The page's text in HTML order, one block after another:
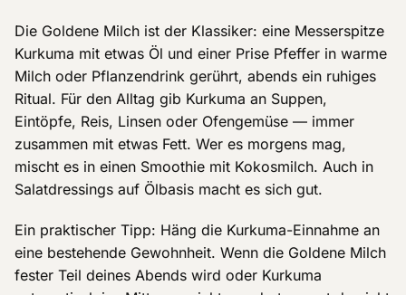
Die Goldene Milch ist der Klassiker: eine Messerspitze
Kurkuma mit etwas Öl und einer Prise Pfeffer in warme
Milch oder Pflanzendrink gerührt, abends ein ruhiges
Ritual. Für den Alltag gib Kurkuma an Suppen,
Eintöpfe, Reis, Linsen oder Ofengemüse — immer
zusammen mit etwas Fett. Wer es morgens mag,
mischt es in einen Smoothie mit Kokosmilch. Auch in
Salatdressings auf Ölbasis macht es sich gut.
Ein praktischer Tipp: Häng die Kurkuma-Einnahme an
eine bestehende Gewohnheit. Wenn die Goldene Milch
fester Teil deines Abends wird oder Kurkuma